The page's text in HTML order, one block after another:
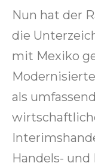
Nun hat der
die
mit Mexiko
als
Handels-